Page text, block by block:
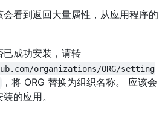
看到返回大量属性，从应用程序的
成功安装，请转
organizations/ORG/setting
，将 ORG 替换为组织名称。 应该会
的应用。